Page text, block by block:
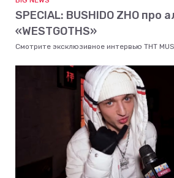
SPECIAL: BUSHIDO ZHO про
«WESTGOTHS»
Смотрите эксклюзивное интервью ТНТ